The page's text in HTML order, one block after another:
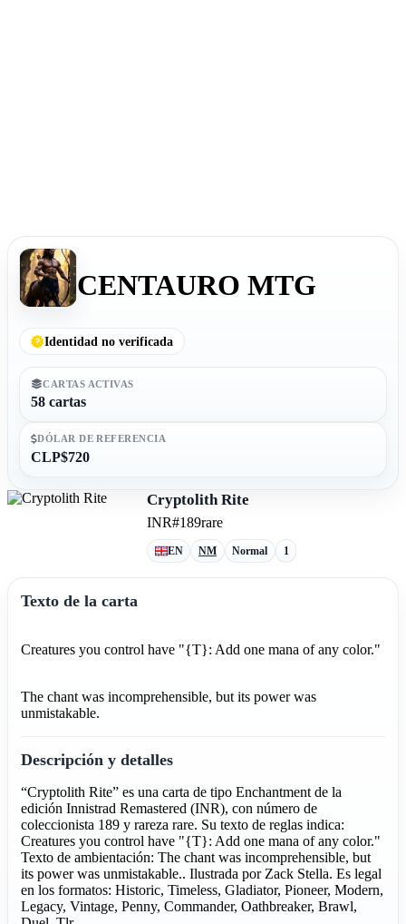
CENTAURO MTG
Identidad no verificada
CARTAS ACTIVAS
58 cartas
DÓLAR DE REFERENCIA
CLP$720
Cryptolith Rite
INR#189rare
EN NM Normal 1
Texto de la carta
Creatures you control have "{T}: Add one mana of any color."
The chant was incomprehensible, but its power was
unmistakable.
Descripción y detalles
“Cryptolith Rite” es una carta de tipo Enchantment de la
edición Innistrad Remastered (INR), con número de
coleccionista 189 y rareza rare. Su texto de reglas indica:
Creatures you control have "{T}: Add one mana of any color."
Texto de ambientación: The chant was incomprehensible, but
its power was unmistakable.. Ilustrada por Zack Stella. Es legal
en los formatos: Historic, Timeless, Gladiator, Pioneer, Modern,
Legacy, Vintage, Penny, Commander, Oathbreaker, Brawl,